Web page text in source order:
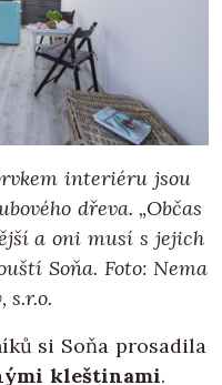
interiéru jsou
dřeva. „Občas
a oni musí s jejich
Soňa. Foto: Nema
s.r.o.
si Soňa prosadila
kleštinami.